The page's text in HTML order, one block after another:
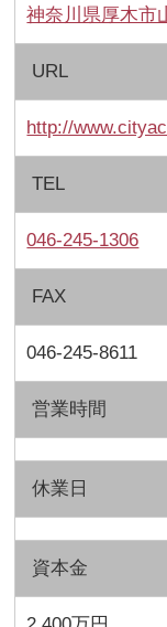
神奈川県厚木市
URL
http://
TEL
046-245-1306
FAX
046-245-8611
営業時間
休業日
資本金